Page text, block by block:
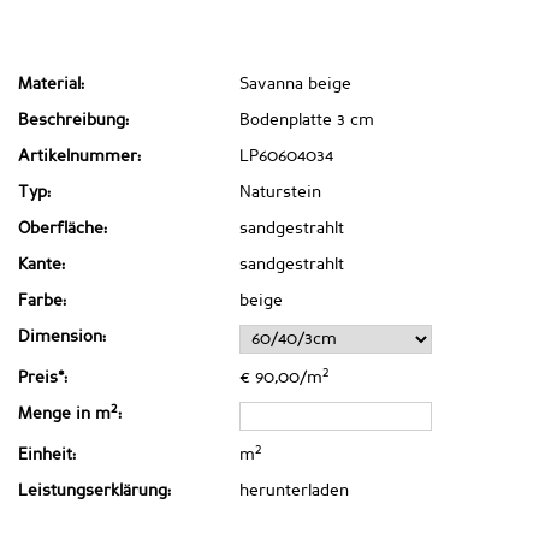
Material: Savanna beige
Beschreibung: Bodenplatte 3 cm
Artikelnummer: LP60604034
Typ: Naturstein
Oberfläche: sandgestrahlt
Kante: sandgestrahlt
Farbe: beige
Dimension:
Preis*: € 90,00/m2
Menge in m2:
Einheit: m2
Leistungserklärung: herunterladen